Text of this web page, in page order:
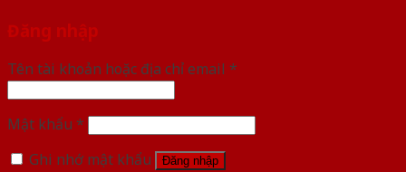
Đăng nhập
Tên tài khoản hoặc địa chỉ email *
Mật khẩu *
Ghi nhớ mật khẩu
Đăng nhập